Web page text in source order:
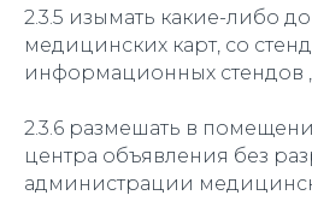
2.3.5 изымать какие-либо
медицинских карт, со
информационных стендов ,
2.3.6 размешать в
центра объявления без
администрации